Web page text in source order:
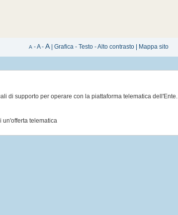
A -A - A Grafica - Testo -Alto contrasto Mappa sito
di supporto per operare con la piattaforma telematica dell'Ente.
un'offerta telematica